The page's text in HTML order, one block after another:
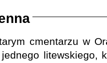
cmentarzu w
jednego litewskiego,